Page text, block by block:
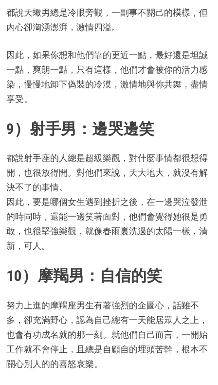
都說天蠍男總是冷眼旁觀，一副事不關己的模樣，但
內心卻洶湧澎湃，激情四溢。
因此，如果你想和他們靠的更近一點，最好還是坦誠
一點，爽朗一點，只有這樣，他們才會被你的活力感
染，慢慢地卸下偽裝的冷漠，激情地與你共舞，盡情
享受。
9）射手男：邊哭邊笑
都說射手座的人總是超級樂觀，對什麼事情都很想得
開，也很放得開。對他們來說，天大地大，就沒有解
決不了的事情。
因此，要是哪個女生遇到挫折之後，在一邊哭泣發泄
的時同時，還能一邊笑著面對，他們會覺得她很是勇
敢，也很堅強樂觀，就像春雨裏洗過的太陽一樣，清
新，可人。
10）摩羯男：自信的笑
努力上進的摩羯座男生有著強烈的企圖心，話雖不
多，卻充滿野心，認為自己總有一天能居眾人之上，
也會有功成名就的那一刻。就他們自己而言，一開始
工作就不會停止，且總是自顧自的埋頭苦幹，根本不
關心別人的的喜怒哀樂。